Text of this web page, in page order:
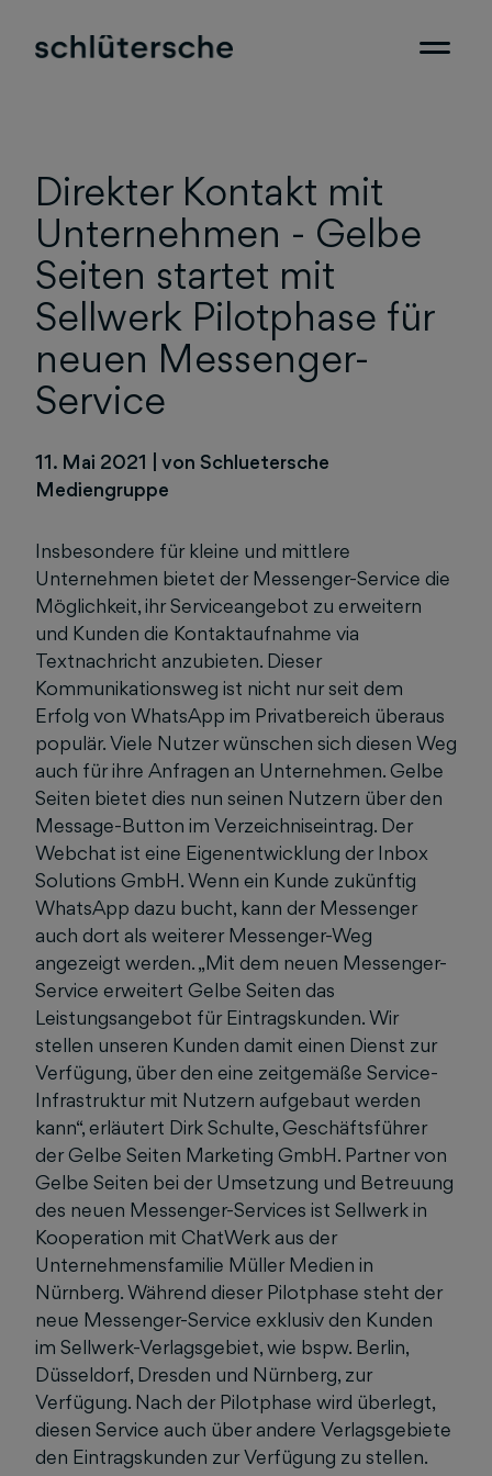
Direkter Kontakt mit
Unternehmen - Gelbe
Seiten startet mit
Sellwerk Pilotphase für
neuen Messenger-
Service
11. Mai 2021
von Schluetersche
Mediengruppe
Insbesondere für kleine und mittlere
Unternehmen bietet der Messenger-Service die
Möglichkeit, ihr Serviceangebot zu erweitern
und Kunden die Kontaktaufnahme via
Textnachricht anzubieten. Dieser
Kommunikationsweg ist nicht nur seit dem
Erfolg von WhatsApp im Privatbereich überaus
populär. Viele Nutzer wünschen sich diesen Weg
auch für ihre Anfragen an Unternehmen. Gelbe
Seiten bietet dies nun seinen Nutzern über den
Message-Button im Verzeichniseintrag. Der
Webchat ist eine Eigenentwicklung der Inbox
Solutions GmbH. Wenn ein Kunde zukünftig
WhatsApp dazu bucht, kann der Messenger
auch dort als weiterer Messenger-Weg
angezeigt werden. „Mit dem neuen Messenger-
Service erweitert Gelbe Seiten das
Leistungsangebot für Eintragskunden. Wir
stellen unseren Kunden damit einen Dienst zur
Verfügung, über den eine zeitgemäße Service-
Infrastruktur mit Nutzern aufgebaut werden
kann“, erläutert Dirk Schulte, Geschäftsführer
der Gelbe Seiten Marketing GmbH. Partner von
Gelbe Seiten bei der Umsetzung und Betreuung
des neuen Messenger-Services ist Sellwerk in
Kooperation mit ChatWerk aus der
Unternehmensfamilie Müller Medien in
Nürnberg. Während dieser Pilotphase steht der
neue Messenger-Service exklusiv den Kunden
im Sellwerk-Verlagsgebiet, wie bspw. Berlin,
Düsseldorf, Dresden und Nürnberg, zur
Verfügung. Nach der Pilotphase wird überlegt,
diesen Service auch über andere Verlagsgebiete
den Eintragskunden zur Verfügung zu stellen.